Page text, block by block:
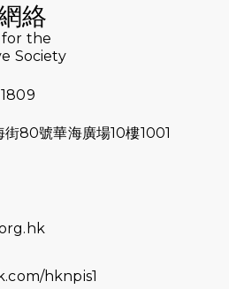
戈壁118公里分享暨香港傷健共
周年晚宴】
跑隊恆常練習 - 7月9日（19:00
開始）
跑隊恆常練習 - 6月18日
絡
the
Society
80號華海廣場10樓1001
hknpis1